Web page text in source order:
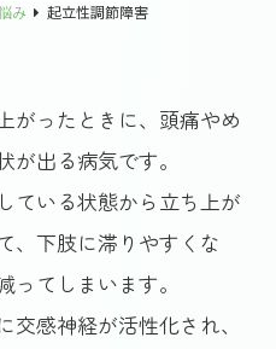
み 起立性調節障害
がったときに、頭痛やめ
が出る病気です。
ている状態から立ち上が
、下肢に滞りやすくな
ってしまいます。
感神経が活性化され、